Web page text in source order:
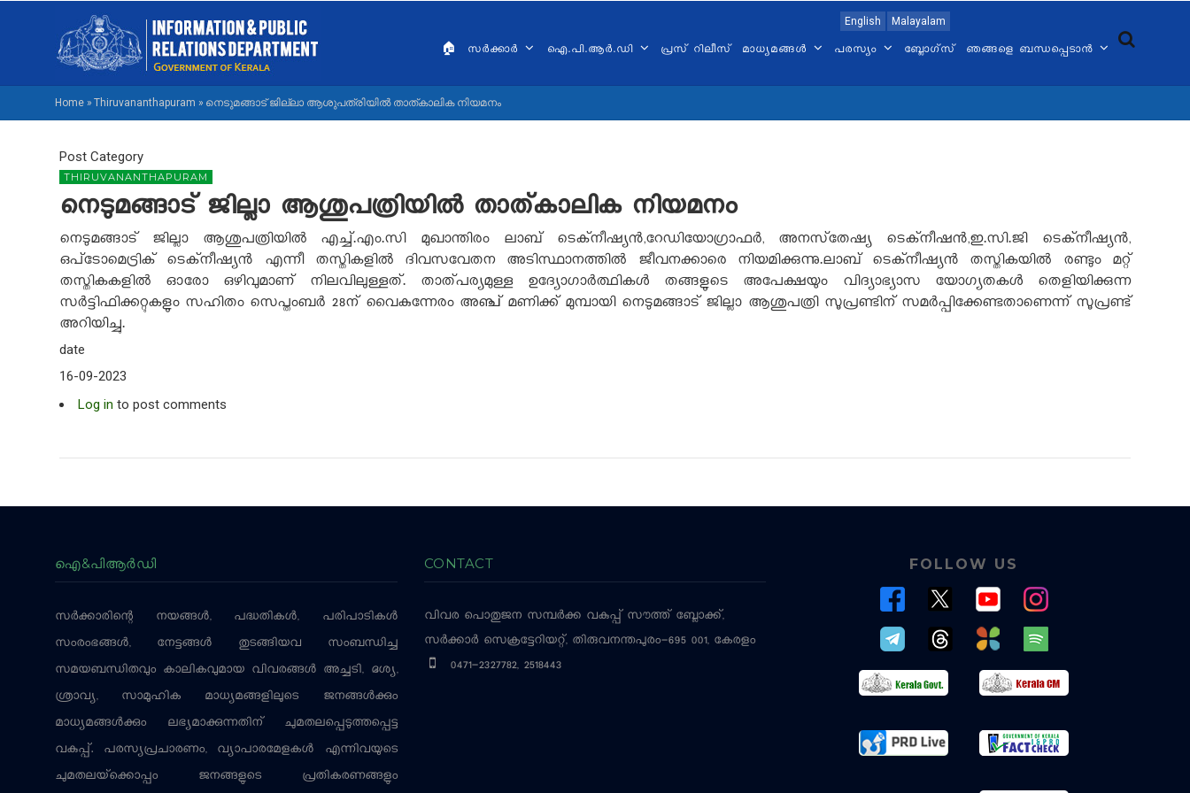
English Malayalam
NAVIGATION
🏠 സർക്കാർ ഐ.പി.ആർ.ഡി പ്രസ് റിലീസ് മാധ്യമങ്ങൾ പരസ്യം ബ്ലോഗ്സ് ഞങ്ങളെ ബന്ധപ്പെടാൻ
BREADCRUMB
Home » Thiruvananthapuram » നെടുമങ്ങാട് ജില്ലാ ആശുപത്രിയില്‍ താത്കാലിക നിയമനം
Post Category
THIRUVANANTHAPURAM
നെടുമങ്ങാട് ജില്ലാ ആശുപത്രിയില്‍ താത്കാലിക നിയമനം
നെടുമങ്ങാട് ജില്ലാ ആശുപത്രിയില്‍ എച്ച്.എം.സി മുഖാന്തിരം ലാബ് ടെക്‌നീഷ്യന്‍,റേഡിയോഗ്രാഫര്‍, അനസ്‌തേഷ്യ ടെക്‌നീഷന്‍,ഇ.സി.ജി ടെക്‌നീഷ്യന്‍,
ഒപ്‌ടോമെട്രിക് ടെക്‌നീഷ്യന്‍ എന്നീ തസ്തികളില്‍ ദിവസവേതന അടിസ്ഥാനത്തില്‍ ജീവനക്കാരെ നിയമിക്കുന്നു.ലാബ് ടെക്‌നീഷ്യന്‍ തസ്തികയില്‍ രണ്ടും മറ്റ്
തസ്തികകളില്‍ ഓരോ ഒഴിവുമാണ് നിലവിലുള്ളത്. താത്പര്യമുള്ള ഉദ്യോഗാര്‍ത്ഥികള്‍ തങ്ങളുടെ അപേക്ഷയും വിദ്യാഭ്യാസ യോഗ്യതകള്‍ തെളിയിക്കുന്ന
സര്‍ട്ടിഫിക്കറ്റുകളും സഹിതം സെപ്തംബര്‍ 28ന് വൈകുന്നേരം അഞ്ച് മണിക്ക് മുമ്പായി നെടുമങ്ങാട് ജില്ലാ ആശുപത്രി സൂപ്രണ്ടിന് സമര്‍പ്പിക്കേണ്ടതാണെന്ന് സൂപ്രണ്ട്
അറിയിച്ചു.
date
16-09-2023
Log in to post comments
ഐ&പിആര്‍ഡി
സര്‍ക്കാരിന്റെ നയങ്ങള്‍, പദ്ധതികള്‍, പരിപാടികള്‍
സംരംഭങ്ങള്‍, നേട്ടങ്ങള്‍ തുടങ്ങിയവ സംബന്ധിച്ച
സമയബന്ധിതവും കാലികവുമായ വിവരങ്ങള്‍ അച്ചടി, ദൃശ്യ,
ശ്രാവ്യ, സാമൂഹിക മാധ്യമങ്ങളിലൂടെ ജനങ്ങള്‍ക്കും
മാധ്യമങ്ങള്‍ക്കും ലഭ്യമാക്കുന്നതിന് ചുമതലപ്പെടുത്തപ്പെട്ട
വകുപ്പ്. പരസ്യപ്രചാരണം, വ്യാപാരമേളകള്‍ എന്നിവയുടെ
ചുമതലയ്‌ക്കൊപ്പം ജനങ്ങളുടെ പ്രതികരണങ്ങളും
CONTACT
വിവര പൊതുജന സമ്പര്‍ക്ക വകുപ്പ് സൗത്ത് ബ്ലോക്ക്,
സര്‍ക്കാര്‍ സെക്രട്ടേറിയറ്റ്, തിരുവനന്തപുരം-695 001, കേരളം
0471-2327782, 2518443
FOLLOW US